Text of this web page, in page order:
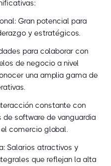
Gran potencial para
y estratégicos.
para colaborar con
de negocio a nivel
una amplia gama de
constante con
software de vanguardia
comercio global.
Salarios atractivos y
que reflejan la alta